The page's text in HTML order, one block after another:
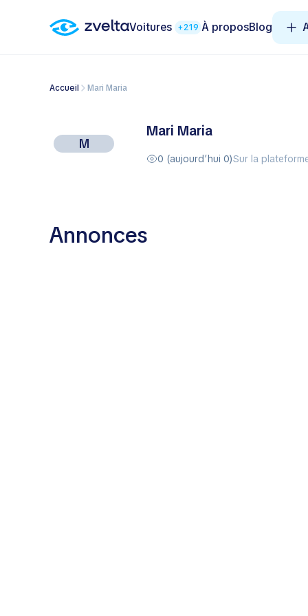
Voitures +219 À proposBlog
Accueil Mari Maria
M
Mari Maria
0 (aujourd’hui 0)Sur la
Annonces